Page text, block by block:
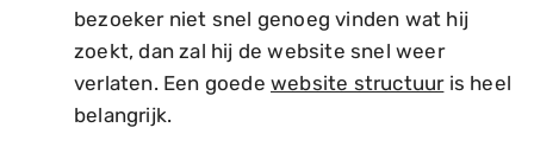
bezoeker niet snel genoeg vinden wat hij
zoekt, dan zal hij de website snel weer
verlaten. Een goede website structuuris heel
belangrijk.